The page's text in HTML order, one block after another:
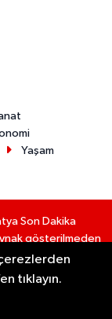
Yaşam
Son Dakika
gösterilmeden
tıklayın.